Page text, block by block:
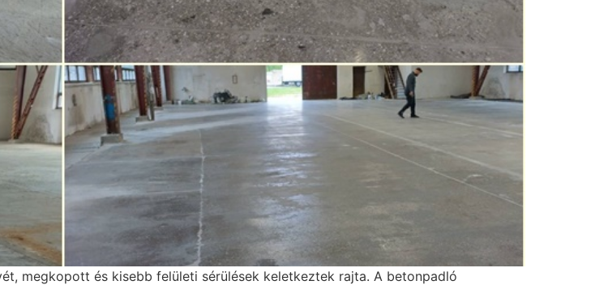
megkopott és kisebb felületi sérülések keletkeztek rajta. A betonpadló